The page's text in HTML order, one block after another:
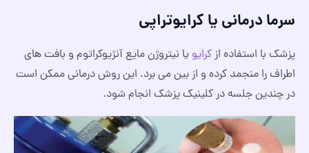
سرما درمانی یا کرایوتراپی
پزشک با استفاده ازکرایو یا نیتروژن مایع آنژیوکراتوم و بافت های
اطراف را منجمد کرده و از بین می برد. این روش درمانی ممکن است
در چندین جلسه در کلینیک پزشک انجام شود.